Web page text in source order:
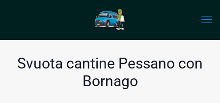
Svuota cantine Pessano con
Bornago